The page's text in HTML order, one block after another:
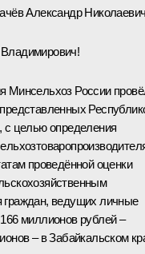
Александр
Минсельхоз России
с целью определения
проведённой оценки
граждан, ведущих личные
миллионов рублей –
– в Забайкальском